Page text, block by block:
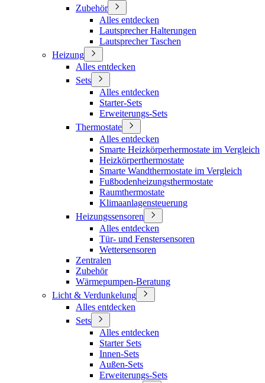
Zubehör
Alles entdecken
Lautsprecher Halterungen
Lautsprecher Taschen
Heizung
Alles entdecken
Sets
Alles entdecken
Starter-Sets
Erweiterungs-Sets
Thermostate
Alles entdecken
Smarte Heizkörperhermostate im Vergleich
Heizkörperthermostate
Smarte Wandthermostate im Vergleich
Fußbodenheizungsthermostate
Raumthermostate
Klimaanlagensteuerung
Heizungssensoren
Alles entdecken
Tür- und Fenstersensoren
Wettersensoren
Zentralen
Zubehör
Wärmepumpen-Beratung
Licht & Verdunkelung
Alles entdecken
Sets
Alles entdecken
Starter Sets
Innen-Sets
Außen-Sets
Erweiterungs-Sets